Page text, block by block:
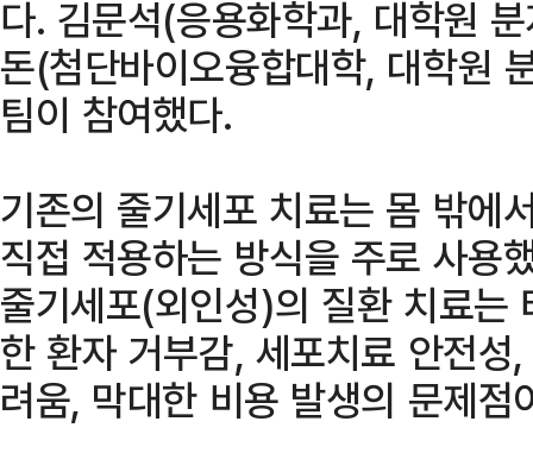
다. 김문석(응용화학과, 대학원
돈(첨단바이오융합대학, 대학원
팀이 참여했다.
기존의 줄기세포 치료는 몸 밖에
직접 적용하는 방식을 주로 사용
줄기세포(외인성)의 질환 치료는
한 환자 거부감, 세포치료 안전
려움, 막대한 비용 발생의 문제점